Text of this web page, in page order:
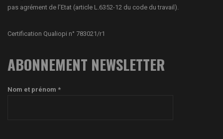
pas agrément de l’Etat (article L.6352-12 du code du travail).
Certification Qualiopi n° 783021/r1
ABONNEMENT NEWSLETTER
Nom et prénom *